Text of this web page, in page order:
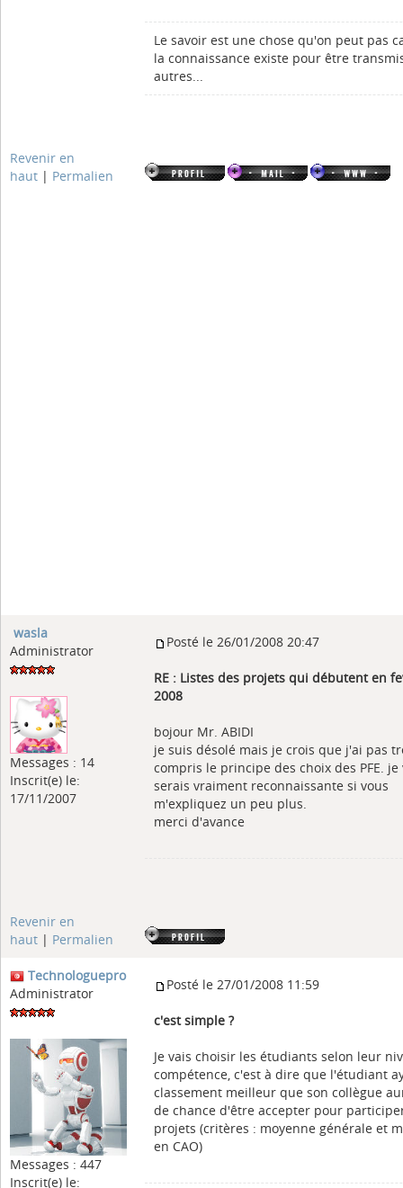
Le savoir est une chose qu'on peut pas
la connaissance existe pour être
autres...
Revenir en
haut | Permalien
wasla
Administrator
Messages : 14
Inscrit(e) le:
17/11/2007
Posté le 26/01/2008 20:47
RE : Listes des projets qui débutent en
2008
bojour Mr. ABIDI
je suis désolé mais je crois que j'ai pas
compris le principe des choix des PFE. je
serais vraiment reconnaissante si vous
m'expliquez un peu plus.
merci d'avance
Revenir en
haut | Permalien
Technologuepro
Administrator
Messages : 447
Inscrit(e) le:
Posté le 27/01/2008 11:59
c'est simple ?
Je vais choisir les étudiants selon leur
compétence, c'est à dire que l'étudiant
classement meilleur que son collègue
de chance d'être accepter pour
projets (critères : moyenne générale et
en CAO)